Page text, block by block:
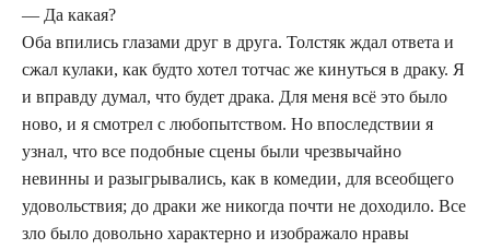
— Да какая?
Оба впились глазами друг в друга. Толстяк ждал ответа и
сжал кулаки, как будто хотел тотчас же кинуться в драку. Я
и вправду думал, что будет драка. Для меня всё это было
ново, и я смотрел с любопытством. Но впоследствии я
узнал, что все подобные сцены были чрезвычайно
невинны и разыгрывались, как в комедии, для всеобщего
удовольствия; до драки же никогда почти не доходило. Все
зло было довольно характерно и изображало нравы